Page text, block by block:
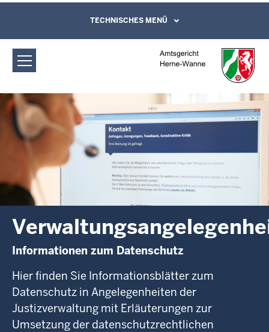
Amtsgericht Herne-Wanne:
Verwaltungsangelegenheiten
Direkt zum Inhalt
Leichte Sprache, Gebärdensprachenvideo
und Kontaktformular
TECHNISCHES MENÜ
Informationen zum Datenschutz
Hier finden Sie Informationsblätter zum
Datenschutz in Angelegenheiten der
Justizverwaltung mit Erläuterungen zur
Umsetzung der datenschutzrechtlichen